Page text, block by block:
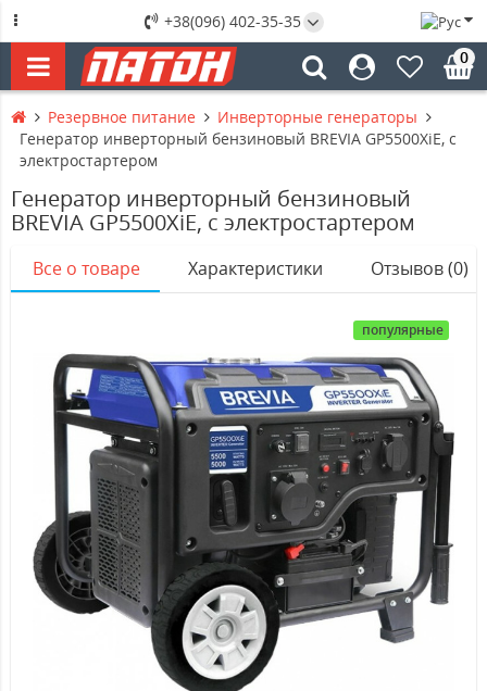
+38(096) 402-35-35
0
Резервное питание
Инверторные генераторы
Генератор инверторный бензиновый BREVIA GP5500XiE, с
электростартером
Генератор инверторный бензиновый
BREVIA GP5500XiE, с электростартером
Все о товаре Характеристики Отзывов (0)
популярные